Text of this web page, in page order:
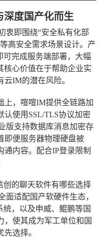
度国产化而生
衷即围绕“安全私有化部
高安全需求场景设计。产
可完成服务端部署，大幅
核心价值在于帮助企业实
IM的潜在风险。
上，喧喧IM提供全链路加
认使用SSL/TLS协议加密
版支持数据库消息加密存
即便服务器物理硬盘被
内容。配合IP登录限制
创的聊天软件有哪些选择
面适配国产软硬件生态，
统，以及申威、鲲鹏等国
，使其成为军工单位和国
选择。